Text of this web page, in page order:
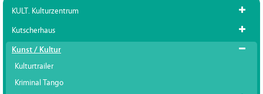
KULT. Kulturzentrum
Kutscherhaus
Kunst / Kultur
Kulturtrailer
Kriminal Tango